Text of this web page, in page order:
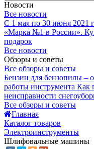
Новости
Все новости
С 1 мая по 30 июня 2021
«Марка №1 в России».
подарок
Все новости
Обзоры и советы
Все обзоры и советы
Бензин для бензопилы –
работы инструмента Как
неисправности
Все обзоры и советы
Главная
Каталог товаров
Электроинструменты
Шлифовальные машины